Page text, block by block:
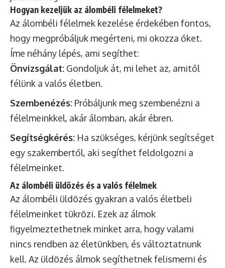
Hogyan kezeljük az álombéli félelmeket?
Az álombéli félelmek kezelése érdekében fontos,
hogy megpróbáljuk megérteni, mi okozza őket.
Íme néhány lépés, ami segíthet:
Önvizsgálat: Gondoljuk át, mi lehet az, amitől
félünk a valós életben.
Szembenézés: Próbáljunk meg szembenézni a
félelmeinkkel, akár álomban, akár ébren.
Segítségkérés: Ha szükséges, kérjünk segítséget
egy szakembertől, aki segíthet feldolgozni a
félelmeinket.
Az álombéli üldözés és a valós félelmek
Az álombéli üldözés gyakran a valós életbeli
félelmeinket tükrözi. Ezek az álmok
figyelmeztethetnek minket arra, hogy valami
nincs rendben az életünkben, és változtatnunk
kell. Az üldözés álmok segíthetnek felismerni és